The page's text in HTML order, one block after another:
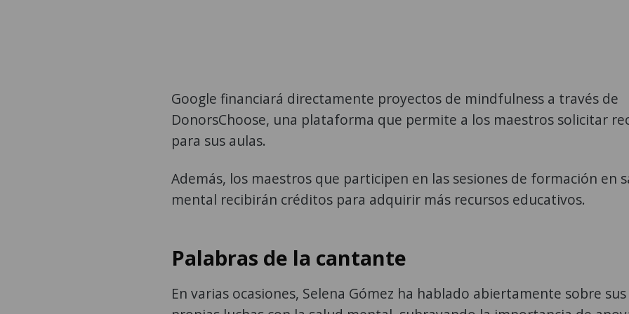
Google financiará directamente proyectos de mindfulness a través de
DonorsChoose, una plataforma que permite a los maestros solicitar
para sus aulas.
Además, los maestros que participen en las sesiones de formación en
mental recibirán créditos para adquirir más recursos educativos.
Palabras de la cantante
En varias ocasiones, Selena Gómez ha hablado abiertamente sobre sus